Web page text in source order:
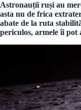
Astronauții ruși au
asta nu de frica
abate de la ruta
periculos, armele îi pot